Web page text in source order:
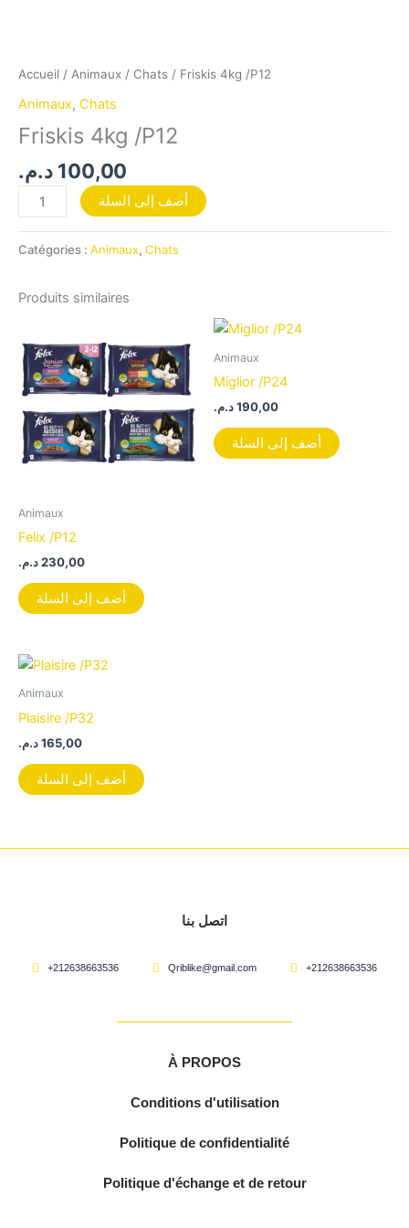
Accueil / Animaux / Chats / Friskis 4kg /P12
Animaux, Chats
Friskis 4kg /P12
100,00 د.م.
أضف إلى السلة
Catégories : Animaux, Chats
Produits similaires
Animaux
Felix /P12
230,00د.م.
أضف إلى السلة
Animaux
Miglior /P24
190,00د.م.
أضف إلى السلة
Animaux
Plaisire /P32
165,00د.م.
أضف إلى السلة
اتصل بنا
+212638663536 Qriblike@gmail.com +212638663536
À PROPOS
Conditions d'utilisation
Politique de confidentialité
Politique d'échange et de retour